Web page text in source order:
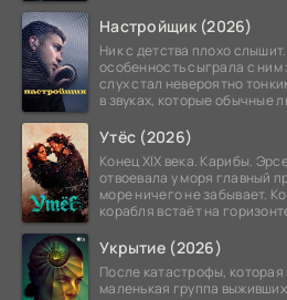
Настройщик (2026)
Ник с детства плохо
особенность сыграла с
слух стал невероятно
в звуках, которые обычные
Утёс (2026)
Конец XIX века. Карибы.
отвоевала у моря главный
море ничего не забывает.
корабля встаёт на
Укрытие (2026)
После катастрофы, которая
маленькая группа